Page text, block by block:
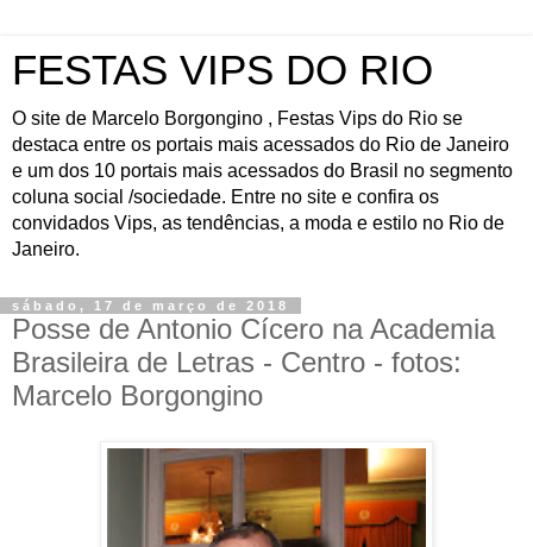
FESTAS VIPS DO RIO
O site de Marcelo Borgongino , Festas Vips do Rio se
destaca entre os portais mais acessados do Rio de Janeiro
e um dos 10 portais mais acessados do Brasil no segmento
coluna social /sociedade. Entre no site e confira os
convidados Vips, as tendências, a moda e estilo no Rio de
Janeiro.
sábado, 17 de março de 2018
Posse de Antonio Cícero na Academia
Brasileira de Letras - Centro - fotos:
Marcelo Borgongino